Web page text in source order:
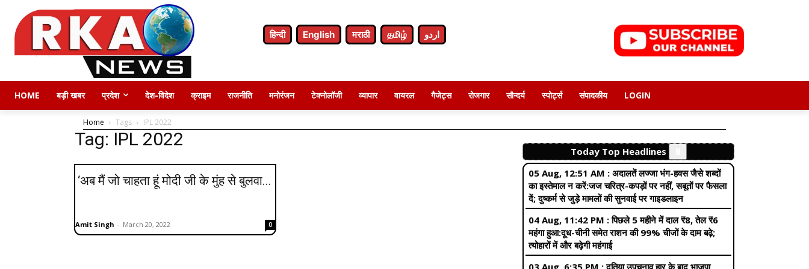
हिन्दी English मराठी தமிழ் اردو
HOME बड़ी खबर प्रदेश देश-विदेश क्राइम राजनीति मनोरंजन टेक्नोलॉजी व्यापार वायरल गैजेट्स रोजगार सौन्दर्य स्पोर्ट्स संपादकीय LOGIN
Home Tags IPL 2022
Tag: IPL 2022
‘अब मैं जो चाहता हूं मोदी जी के मुंह से बुलवा...
Amit Singh - March 20, 2022 0
Today Top Headlines
खबर हटके-दादी को हुआ 57 साल छोटे
लड़के से प्यार:शख्स के मुंह में उगने लगे बाल; घर के काम के लिए
04 Aug, 11:30 PM :
आर्टिकल 370 हटने के 7 साल,
05 Aug, 12:51 AM :अदालतें लज्जा भंग-हवस जैसे शब्दों
का इस्तेमाल न करें:जज चरित्र-कपड़ों पर नहीं, सबूतों पर फैसला
दें; दुष्कर्म से जुड़े मामलों की सुनवाई पर गाइडलाइन
04 Aug, 11:42 PM :पिछले 5 महीने में दाल ₹8, तेल ₹6
महंगा हुआ:दूध-चीनी समेत राशन की 99% चीजों के दाम बढ़े;
त्योहारों में और बढ़ेगी महंगाई
03 Aug, 6:35 PM :दतिया उपचुनाव हार के बाद भाजपा
जिला कार्यकारिणी भंग:मंडल-मोर्चा, प्रकोष्ठ, प्रकल्प सदस्य भी
हटाए; समीक्षा समिति की रिपोर्ट पर एक्शन